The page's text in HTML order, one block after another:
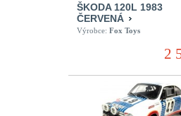
ŠKODA 120L 1983
ČERVENÁ
Výrobce: Fox Toys
2